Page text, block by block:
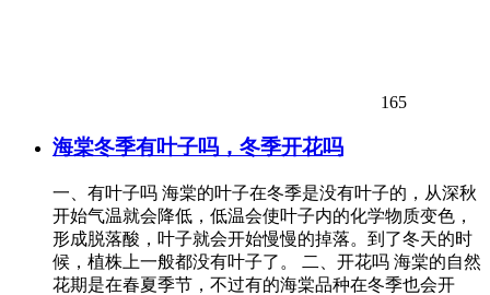
165
海棠冬季有叶子吗，冬季开花吗
一、有叶子吗 海棠的叶子在冬季是没有叶子的，从深秋
开始气温就会降低，低温会使叶子内的化学物质变色，
形成脱落酸，叶子就会开始慢慢的掉落。到了冬天的时
候，植株上一般都没有叶子了。 二、开花吗 海棠的自然
花期是在春夏季节，不过有的海棠品种在冬季也会开